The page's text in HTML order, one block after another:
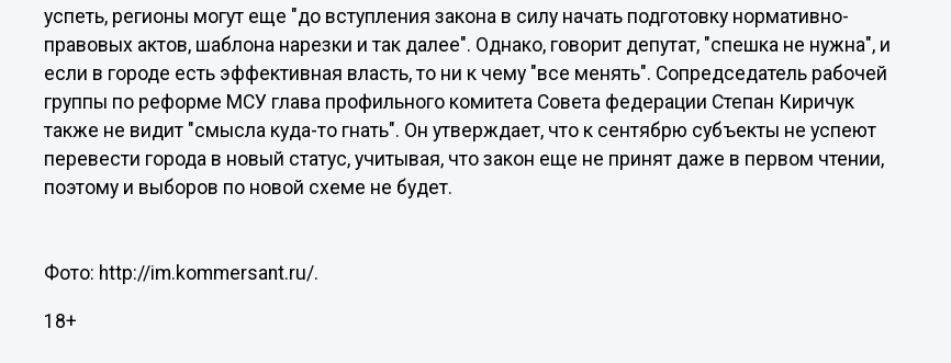
успеть, регионы могут еще "до вступления закона в силу начать подготовку нормативно-
правовых актов, шаблона нарезки и так далее". Однако, говорит депутат, "спешка не нужна", и
если в городе есть эффективная власть, то ни к чему "все менять". Сопредседатель рабочей
группы по реформе МСУ глава профильного комитета Совета федерации Степан Киричук
также не видит "смысла куда-то гнать". Он утверждает, что к сентябрю субъекты не успеют
перевести города в новый статус, учитывая, что закон еще не принят даже в первом чтении,
поэтому и выборов по новой схеме не будет.
Фото: http://im.kommersant.ru/.
18+